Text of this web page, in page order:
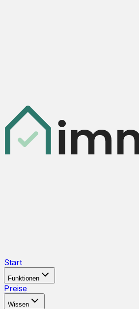
Start
Funktionen
Preise
Wissen